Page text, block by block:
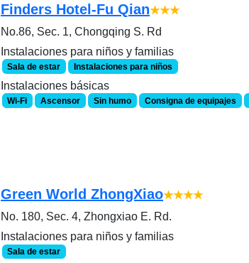
Finders Hotel-Fu Qian★★★
No.86, Sec. 1, Chongqing S. Rd
Instalaciones para niños y familias
Sala de estar Instalaciones para niños
Instalaciones básicas
Wi-Fi Ascensor Sin humo Consigna de equipajes
Green World ZhongXiao★★★★
No. 180, Sec. 4, Zhongxiao E. Rd.
Instalaciones para niños y familias
Sala de estar